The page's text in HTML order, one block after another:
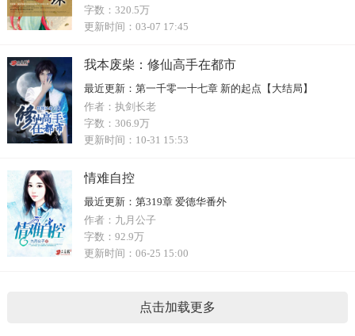
字数： 320.5万
更新时间： 03-07 17:45
我本废柴：修仙高手在都市
最近更新： 第一千零一十七章 新的起点【大结局】
作者： 执剑长老
字数： 306.9万
更新时间： 10-31 15:53
情难自控
最近更新： 第319章 爱德华番外
作者： 九月公子
字数： 92.9万
更新时间： 06-25 15:00
点击加载更多